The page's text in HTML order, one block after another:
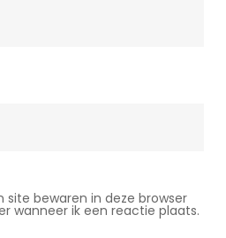
site bewaren in deze browser
wanneer ik een reactie plaats.